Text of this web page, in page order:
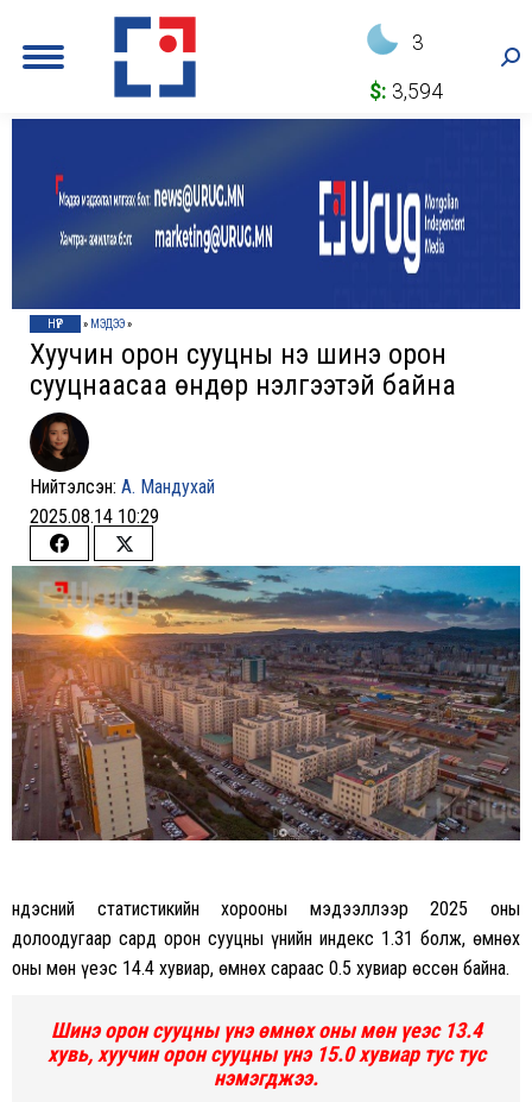
3
$: 3,594
НҮҮР » МЭДЭЭ»
Хуучин орон сууцны үнэ шинэ орон
сууцнаасаа өндөр үнэлгээтэй байна
Нийтэлсэн: А. Мандухай
2025.08.14 10:29
Share
on
Facebook
Share
on
Twitter
Үндэсний статистикийн хорооны мэдээллээр 2025 оны
долоодугаар сард орон сууцны үнийн индекс 1.31 болж, өмнөх
оны мөн үеэс 14.4 хувиар, өмнөх сараас 0.5 хувиар өссөн байна.
Шинэ орон сууцны үнэ өмнөх оны мөн үеэс 13.4
хувь, хуучин орон сууцны үнэ 15.0 хувиар тус тус
нэмэгджээ.